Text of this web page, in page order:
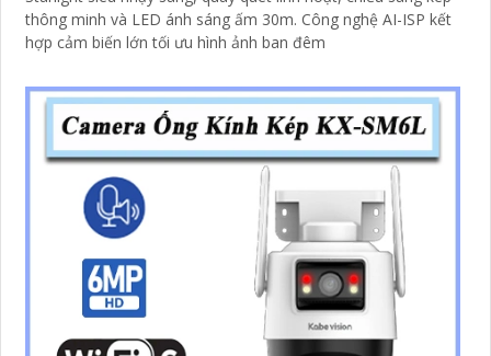
thông minh và LED ánh sáng ấm 30m. Công nghệ AI-ISP kết
hợp cảm biến lớn tối ưu hình ảnh ban đêm